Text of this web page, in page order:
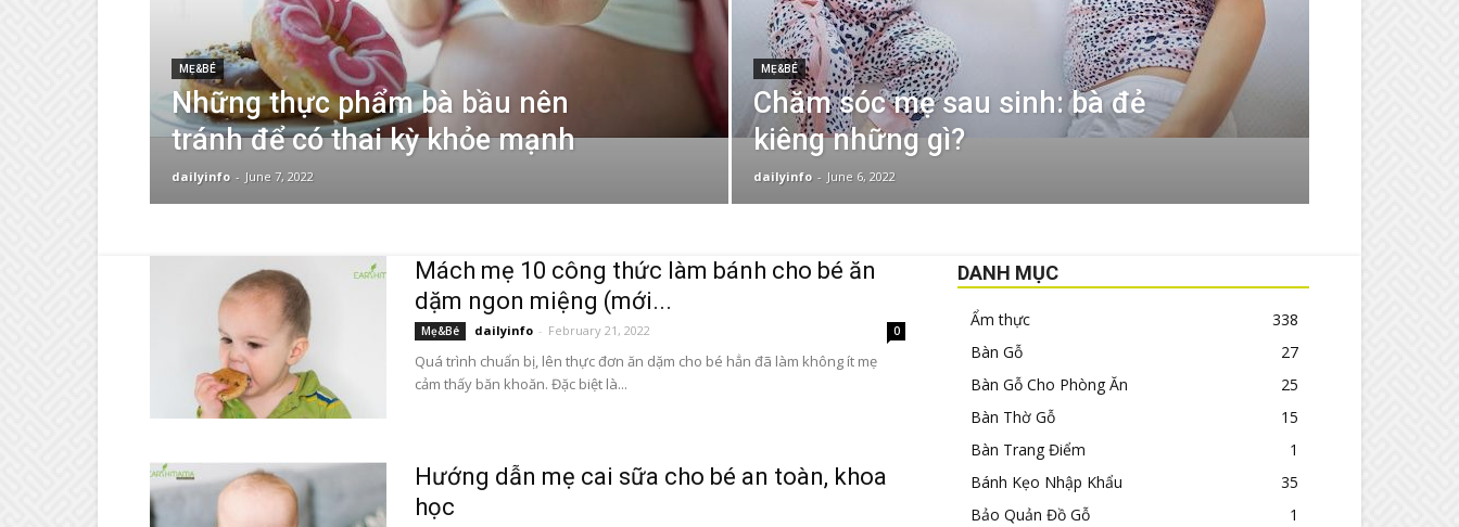
MẸ&BÉ
Những thực phẩm bà bầu nên
tránh để có thai kỳ khỏe mạnh
dailyinfo - June 7, 2022
MẸ&BÉ
Chăm sóc mẹ sau sinh: bà đẻ
kiêng những gì?
dailyinfo - June 6, 2022
Mách mẹ 10 công thức làm bánh cho bé ăn
dặm ngon miệng (mới...
Mẹ&Bé dailyinfo - February 21, 2022 0
Quá trình chuẩn bị, lên thực đơn ăn dặm cho bé hẳn đã làm không ít mẹ
cảm thấy băn khoăn. Đặc biệt là...
Hướng dẫn mẹ cai sữa cho bé an toàn, khoa
học
DANH MỤC
Ẩm thực
338
Bàn Gỗ
27
Bàn Gỗ Cho Phòng Ăn
25
Bàn Thờ Gỗ
15
Bàn Trang Điểm
1
Bánh Kẹo Nhập Khẩu
35
Bảo Quản Đồ Gỗ
1